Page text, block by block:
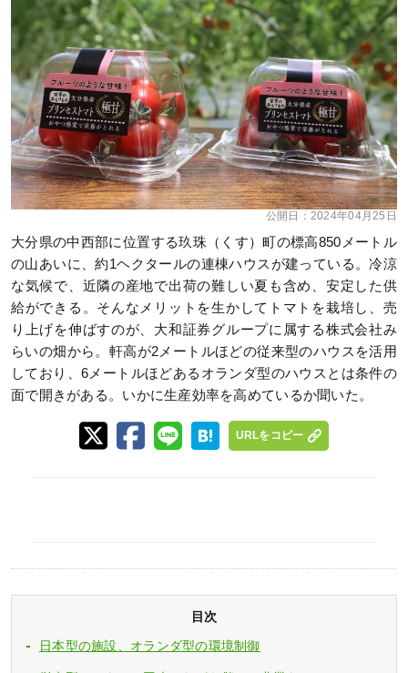
公開日： 2024年04月25日
大分県の中西部に位置する玖珠（くす）町の標高850メートル
の山あいに、約1ヘクタールの連棟ハウスが建っている。冷涼
な気候で、近隣の産地で出荷の難しい夏も含め、安定した供
給ができる。そんなメリットを生かしてトマトを栽培し、売
り上げを伸ばすのが、大和証券グループに属する株式会社み
らいの畑から。軒高が2メートルほどの従来型のハウスを活用
しており、6メートルほどあるオランダ型のハウスとは条件の
面で開きがある。いかに生産効率を高めているか聞いた。
URLをコピー
目次
日本型の施設、オランダ型の環境制御